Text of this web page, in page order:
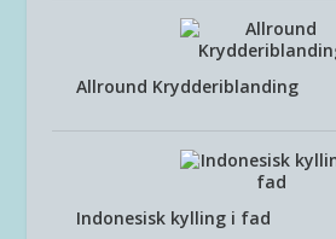
Allround Krydderiblanding
Indonesisk kylling i fad